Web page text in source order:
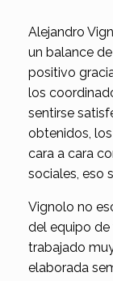
Alejandro
un balance
positivo
los
sentirse
obtenidos,
cara a cara
sociales, eso
Vignolo no
del equipo de
trabajado
elaborada